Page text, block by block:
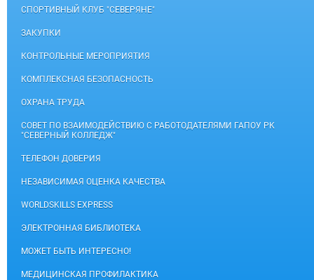
СПОРТИВНЫЙ КЛУБ "СЕВЕРЯНЕ"
ЗАКУПКИ
КОНТРОЛЬНЫЕ МЕРОПРИЯТИЯ
КОМПЛЕКСНАЯ БЕЗОПАСНОСТЬ
ОХРАНА ТРУДА
СОВЕТ ПО ВЗАИМОДЕЙСТВИЮ С РАБОТОДАТЕЛЯМИ ГАПОУ РК
"СЕВЕРНЫЙ КОЛЛЕДЖ"
ТЕЛЕФОН ДОВЕРИЯ
НЕЗАВИСИМАЯ ОЦЕНКА КАЧЕСТВА
WORLDSKILLS EXPRESS
ЭЛЕКТРОННАЯ БИБЛИОТЕКА
МОЖЕТ БЫТЬ ИНТЕРЕСНО!
МЕДИЦИНСКАЯ ПРОФИЛАКТИКА